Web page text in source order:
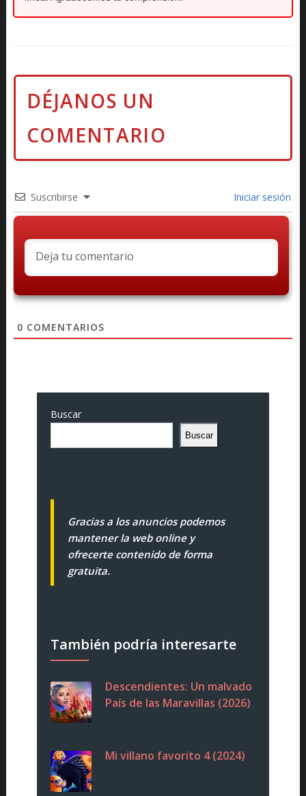
Suscribirse Iniciar sesión
0 COMENTARIOS
Buscar
Buscar
Gracias a los anuncios podemos
mantener la web online y
ofrecerte contenido de forma
gratuita.
También podría interesarte
Descendientes: Un malvado
País de las Maravillas (2026)
Mi villano favorito 4 (2024)